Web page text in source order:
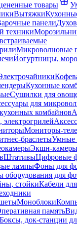
товары
Вытяжки
панели
техники
Микроволновые
Йогуртницы,
Кухонные
Сушилки для
для
комбайнов
электрогрилей
Мониторы-
браслетыУмные
Экшн-камеры
ШтативыЦифровые
лампыФоны для
оборудования для
стойкиКабели
Моноблоки
память
Боксы, док-станции